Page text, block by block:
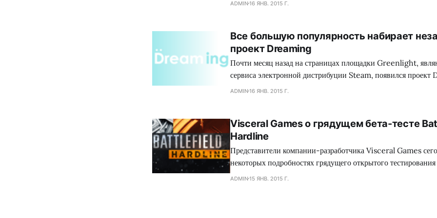
зеленного континента. Так сказать, под нож могло попасть
коллектива Dennaton
ADMIN16 ЯНВ. 2015 Г.
Все большую популярность набирает
проект Dreaming
Почти месяц назад на страницах площадки Greenlight,
сервиса электронной дистрибуции Steam, появился
обладающий необыкновенным сеттингом, а также
головоломку с экшеном Mirror`s Edge, хотя сами
ADMIN16 ЯНВ. 2015 Г.
Visceral Games о грядущем бета-тесте
Hardline
Представители компании-разработчика Visceral Games
некоторых подробностях грядущего открытого
сетевого шутера Battlefield: Hardline, а также поделились
ADMIN15 ЯНВ. 2015 Г.